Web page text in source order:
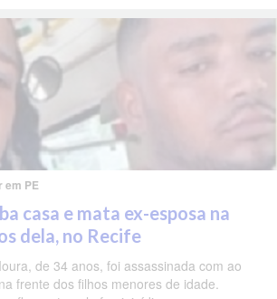
em PE
casa e mata ex-esposa na
dela, no Recife
de 34 anos, foi assassinada com ao
frente dos filhos menores de idade.